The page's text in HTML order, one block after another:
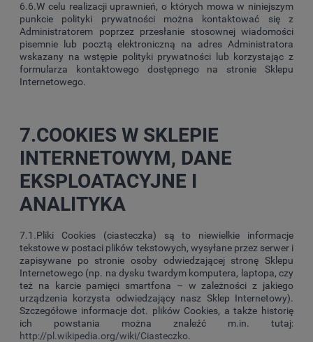
6.6.W celu realizacji uprawnień, o których mowa w niniejszym
punkcie polityki prywatności można kontaktować się z
Administratorem poprzez przesłanie stosownej wiadomości
pisemnie lub pocztą elektroniczną na adres Administratora
wskazany na wstępie polityki prywatności lub korzystając z
formularza kontaktowego dostępnego na stronie Sklepu
Internetowego.
7.COOKIES W SKLEPIE
INTERNETOWYM, DANE
EKSPLOATACYJNE I
ANALITYKA
7.1.Pliki Cookies (ciasteczka) są to niewielkie informacje
tekstowe w postaci plików tekstowych, wysyłane przez serwer i
zapisywane po stronie osoby odwiedzającej stronę Sklepu
Internetowego (np. na dysku twardym komputera, laptopa, czy
też na karcie pamięci smartfona – w zależności z jakiego
urządzenia korzysta odwiedzający nasz Sklep Internetowy).
Szczegółowe informacje dot. plików Cookies, a także historię
ich powstania można znaleźć m.in. tutaj:
http://pl.wikipedia.org/wiki/Ciasteczko.